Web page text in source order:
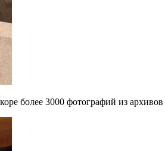
более 3000 фотографий из